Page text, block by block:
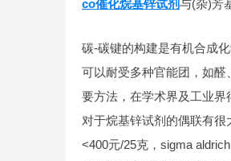
co催化烷基锌试剂与(杂)芳
碳-碳键的构建是有机合成
可以耐受多种官能团，如
要方法，在学术界及工业
对于烷基锌试剂的偶联有
<400元/25克，sigma